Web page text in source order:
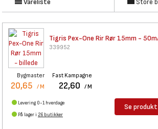
Vareliste Store
Tigris Pex-One Rir Rør 15mm -
339952
Bygmaster
20,65 / M
Fast Kampagne
22,60 / M
Levering 0-1 hverdage
På lager i 26 butikker
Se produkt